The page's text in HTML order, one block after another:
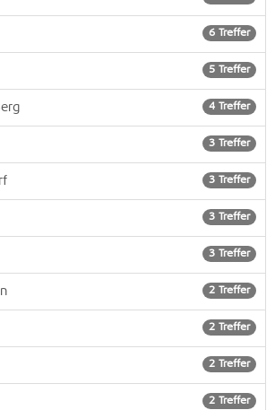
6 Treffer
5 Treffer
4 Treffer
3 Treffer
3 Treffer
3 Treffer
3 Treffer
2 Treffer
2 Treffer
2 Treffer
2 Treffer